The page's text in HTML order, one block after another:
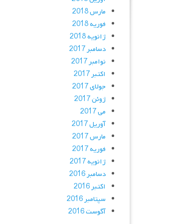
مارس 2018
فوریه 2018
ژانویه 2018
دسامبر 2017
نوامبر 2017
اکتبر 2017
جولای 2017
ژوئن 2017
می 2017
آوریل 2017
مارس 2017
فوریه 2017
ژانویه 2017
دسامبر 2016
اکتبر 2016
سپتامبر 2016
آگوست 2016